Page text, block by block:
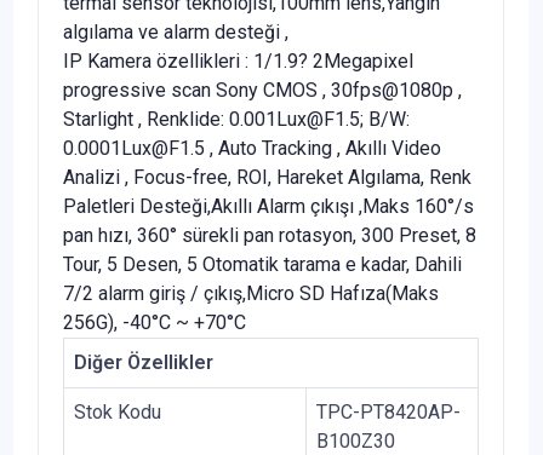
algılama ve alarm desteği ,
IP Kamera özellikleri : 1/1.9? 2Megapixel
progressive scan Sony CMOS , 30fps@1080p ,
Starlight , Renklide: 0.001Lux@F1.5; B/W:
0.0001Lux@F1.5 , Auto Tracking , Akıllı Video
Analizi , Focus-free, ROI, Hareket Algılama, Renk
Paletleri Desteği,Akıllı Alarm çıkışı ,Maks 160°/s
pan hızı, 360° sürekli pan rotasyon, 300 Preset, 8
Tour, 5 Desen, 5 Otomatik tarama e kadar, Dahili
7/2 alarm giriş / çıkış,Micro SD Hafıza(Maks
256G), -40°C ~ +70°C
Diğer Özellikler
Stok Kodu
TPC-PT8420AP-
B100Z30